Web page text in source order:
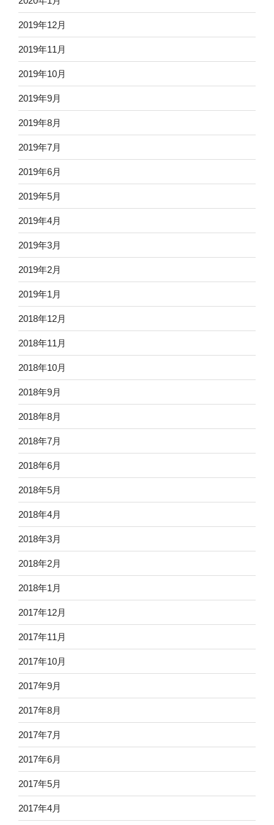
2019年12月
2019年11月
2019年10月
2019年9月
2019年8月
2019年7月
2019年6月
2019年5月
2019年4月
2019年3月
2019年2月
2019年1月
2018年12月
2018年11月
2018年10月
2018年9月
2018年8月
2018年7月
2018年6月
2018年5月
2018年4月
2018年3月
2018年2月
2018年1月
2017年12月
2017年11月
2017年10月
2017年9月
2017年8月
2017年7月
2017年6月
2017年5月
2017年4月